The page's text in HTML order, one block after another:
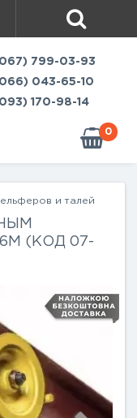
799-03-93
043-65-10
170-98-14
0
и талей
(КОД 07-